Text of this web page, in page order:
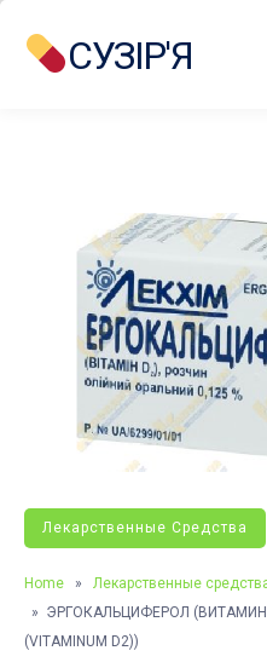
СУЗІР'Я
Лекарственные Средства
Home »
Лекарственные
» ЭРГОКАЛЬЦИФЕРОЛ (ВИТАМИН
(VITAMINUM D2))